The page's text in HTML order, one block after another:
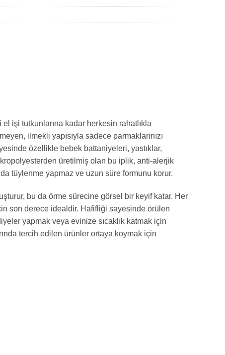
işi tutkunlarına kadar herkesin rahatlıkla
ilmekli yapısıyla sadece parmaklarınızı
özellikle bebek battaniyeleri, yastıklar,
üretilmiş olan bu iplik, anti-alerjik
tüylenme yapmaz ve uzun süre formunu korur.
bu da örme sürecine görsel bir keyif katar. Her
son derece idealdir. Hafifliği sayesinde örülen
yapmak veya evinize sıcaklık katmak için
tercih edilen ürünler ortaya koymak için